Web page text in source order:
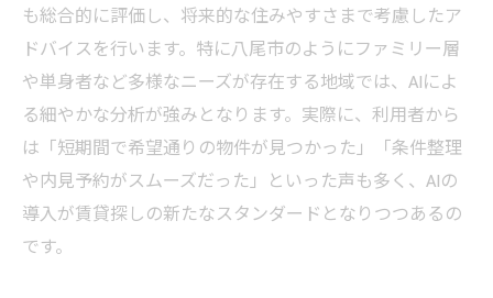
も総合的に評価し、将来的な住みやすさまで考慮したア
ドバイスを行います。特に八尾市のようにファミリー層
や単身者など多様なニーズが存在する地域では、AIによ
る細やかな分析が強みとなります。実際に、利用者から
は「短期間で希望通りの物件が見つかった」「条件整理
や内見予約がスムーズだった」といった声も多く、AIの
導入が賃貸探しの新たなスタンダードとなりつつあるの
です。